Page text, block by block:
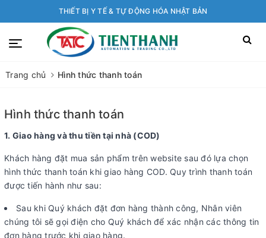
THIẾT BỊ Y TẾ & TỰ ĐỘNG HÓA NHẬT BẢN
Trang chủ Hình thức thanh toán
Hình thức thanh toán
1. Giao hàng và thu tiền tại nhà (COD)
Khách hàng đặt mua sản phẩm trên website sau đó lựa chọn
hình thức thanh toán khi giao hàng COD. Quy trình thanh toán
được tiến hành như sau:
Sau khi Quý khách đặt đơn hàng thành công, Nhân viên
chúng tôi sẽ gọi điện cho Quý khách để xác nhận các thông tin
đơn hàng trước khi giao hàng.